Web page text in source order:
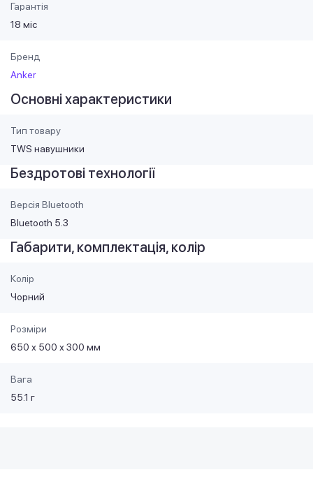
Гарантія
18 міс
Бренд
Anker
Основні характеристики
Тип товару
TWS навушники
Бездротові технології
Версія Bluetooth
Bluetooth 5.3
Габарити, комплектація, колір
Колір
Чорний
Розміри
650 х 500 х 300 мм
Вага
55.1 г